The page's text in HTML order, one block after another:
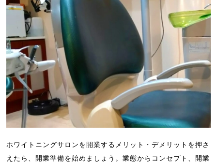
ホワイトニングサロンを開業するメリット・デメリットを押さ
えたら、開業準備を始めましょう。業態からコンセプト、開業